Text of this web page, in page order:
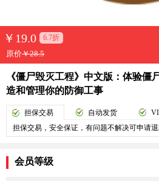
￥ 19.0 6.7折
原价￥28.5
《僵尸毁灭工程》中文版：体验僵
造和管理你的防御工事
担保交易 自动发货
担保交易，安全保证，有问题不解决可申请退
会员等级